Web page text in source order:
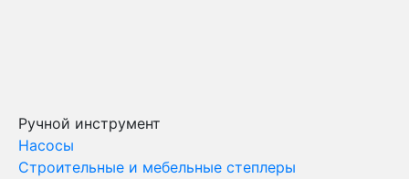
Ручной инструмент
Насосы
Строительные и мебельные степлеры